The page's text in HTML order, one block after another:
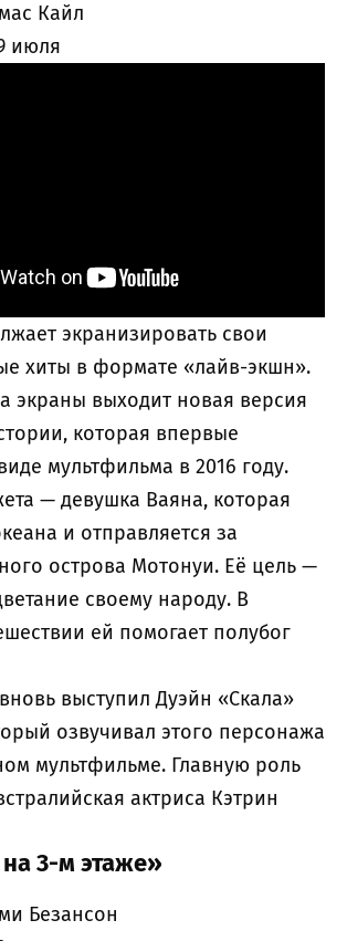
Кайл
июля
экранизировать свои
хиты в формате «лайв-экшн».
экраны выходит новая версия
которая впервые
мультфильма в 2016 году.
— девушка Ваяна, которая
и отправляется за
острова Мотонуи. Её цель —
своему народу. В
ей помогает полубог
выступил Дуэйн «Скала»
озвучивал этого персонажа
мультфильме. Главную роль
актриса Кэтрин
3-м этаже»
Безансон